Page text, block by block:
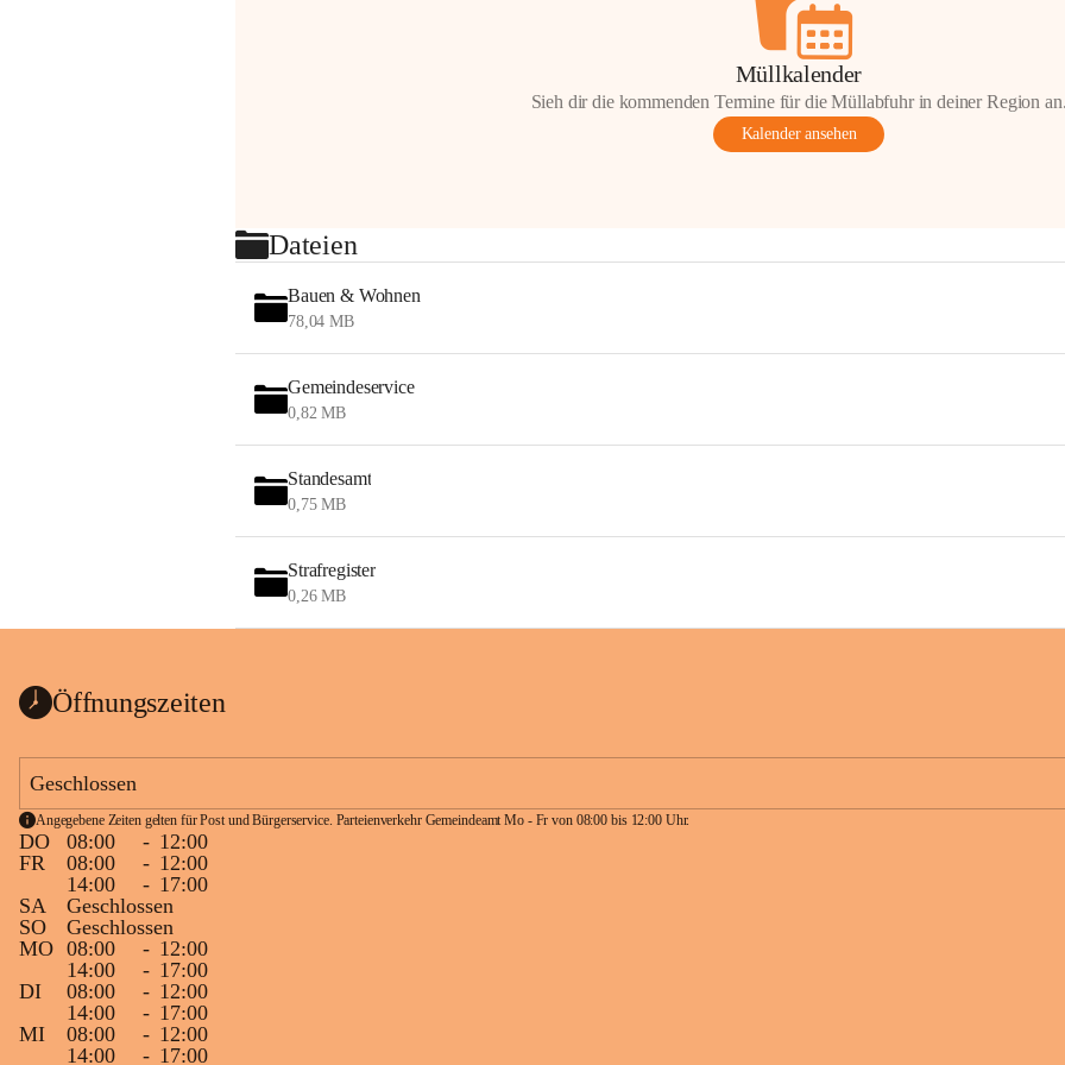
Müllkalender
Sieh dir die kommenden Termine für die Müllabfuhr in deiner Region
Kalender ansehen
Dateien
Bauen & Wohnen
78,04 MB
Gemeindeservice
0,82 MB
Standesamt
0,75 MB
Strafregister
0,26 MB
Öffnungszeiten
Geschlossen
Angegebene Zeiten gelten für Post und Bürgerservice. Parteienverkehr Gemeindeamt Mo - Fr von 08:00 bis 12:00 Uhr.
DO 08:00 - 12:00
FR
08:00 - 12:00
14:00
- 17:00
SA
Geschlossen
SO
Geschlossen
MO 08:00 - 12:00
14:00
- 17:00
DI
08:00 - 12:00
14:00
- 17:00
MI
08:00 - 12:00
14:00
- 17:00